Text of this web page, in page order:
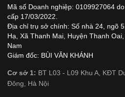
Mã số Doanh nghiệp: 0109927064
cấp 17/03/2022.
Địa chỉ trụ sở chính: Số nhà 24, ngõ
Hạ, Xã Thanh Mai, Huyện Thanh
Nam
Giám đốc: BÙI VĂN KHÁNH
Cơ sở 1: BT L03 - L09 Khu A, KĐT
Đông, Hà Nội